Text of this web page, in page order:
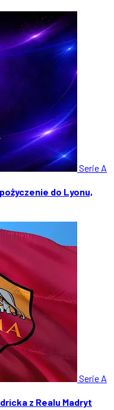
Serie A
do Lyonu,
Serie A
z Realu Madryt